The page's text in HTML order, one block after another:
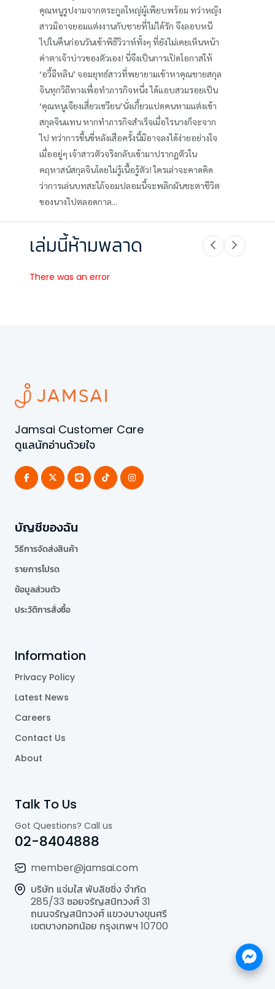
คุณหนูรูปงามจากตระกูลใหญ่ผู้เพียบพร้อม ทว่าหญิง
สาวมิอาจยอมแต่งงานกับชายที่ไม่ได้รัก จึงลอบหนี
ไปในคืนก่อนวันเข้าพิธีวิวาห์ทั้งๆ ที่ยังไม่เคยเห็นหน้า
ค่าตาเจ้าบ่าวของตัวเอง! นี่จึงเป็นการเปิดโอกาสให้
‘อวี้ฉีหลิน’ จอมยุทธ์สาวที่พยายามเข้าหาคุณชายสกุล
จินทุกวิถีทางเพื่อทำภารกิจหนึ่ง ได้แอบสวมรอยเป็น
‘คุณหนูเจียงเสี่ยวเซวียน’นั่งเกี้ยวแปดคนหามแต่งเข้า
สกุลจินแทน หากทำภารกิจสำเร็จเมื่อไรนางก็จะจาก
ไป ทว่าการขึ้นขี่หลังเสือครั้งนี้มิอาจลงได้ง่ายอย่างใจ
เมื่ออยู่ๆ เจ้าสาวตัวจริงกลับเข้ามาปรากฏตัวใน
คฤหาสน์สกุลจินโดยไม่รู้เนื้อรู้ตัว! ใครเล่าจะคาดคิด
ว่าการเล่นบทสะใภ้จอมปลอมนี้จะพลิกผันชะตาชีวิต
ของนางไปตลอดกาล...
เล่มนี้ห้ามพลาด
There was an error
Jamsai Customer Care
ดูแลนักอ่านด้วยใจ
บัญชีของฉัน
วิธีการจัดส่งสินค้า
รายการโปรด
ข้อมูลส่วนตัว
ประวัติการสั่งซื้อ
Information
Privacy Policy
Latest News
Careers
Contact Us
About
Talk To Us
Got Questions? Call us
02-8404888
member@jamsai.com
บริษัท แจ่มใส พับลิชชิ่ง จำกัด
285/33 ซอยจรัญสนิทวงศ์ 31
ถนนจรัญสนิทวงศ์ แขวงบางขุนศรี
เขตบางกอกน้อย กรุงเทพฯ 10700